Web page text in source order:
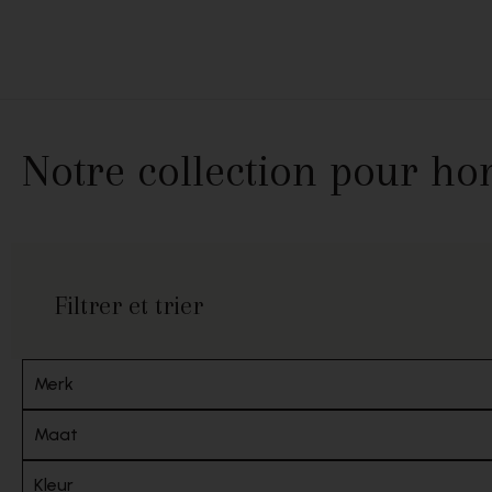
Notre collection pour
Filtrer et trier
Merk
Maat
Kleur